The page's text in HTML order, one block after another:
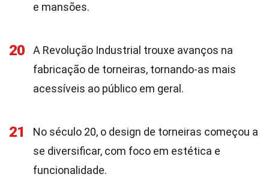
e mansões.
20
A Revolução Industrial trouxe avanços na
fabricação de torneiras, tornando-as mais
acessíveis ao público em geral.
21
No século 20, o design de torneiras começou a
se diversificar, com foco em estética e
funcionalidade.